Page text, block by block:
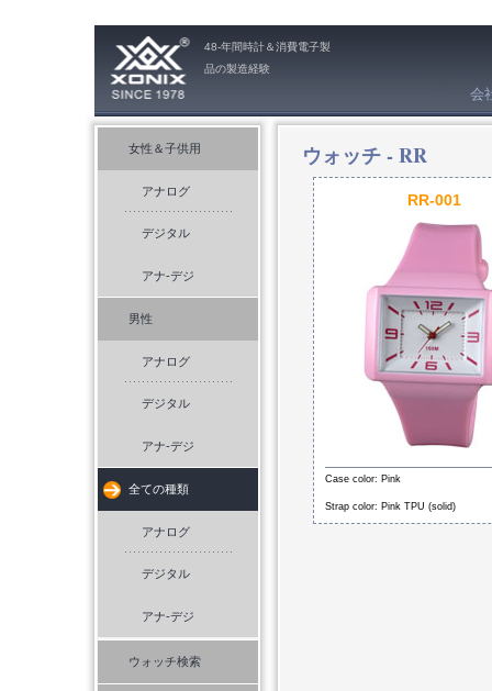
48-年間時計＆消費電子製
品の製造経験
会
女性＆子供用
アナログ
デジタル
アナ-デジ
男性
アナログ
デジタル
アナ-デジ
全ての種類
アナログ
デジタル
アナ-デジ
ウォッチ検索
ウォッチ - RR
RR-001
Case color: Pink
Strap color: Pink TPU (solid)